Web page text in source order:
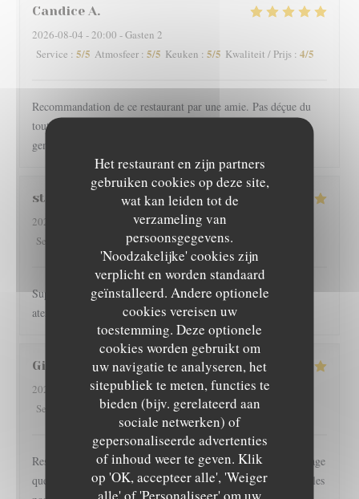
Het restaurant en zijn partners
gebruiken cookies op deze site,
wat kan leiden tot de
verzameling van
persoonsgegevens.
'Noodzakelijke' cookies zijn
verplicht en worden standaard
geïnstalleerd. Andere optionele
cookies vereisen uw
toestemming. Deze optionele
cookies worden gebruikt om
uw navigatie te analyseren, het
sitepubliek te meten, functies te
bieden (bijv. gerelateerd aan
sociale netwerken) of
gepersonaliseerde advertenties
of inhoud weer te geven. Klik
op 'OK, accepteer alle', 'Weiger
alle' of 'Personaliseer' om uw
Candice A
2026-08-04 - 20:00 - Gasten 2
Service : 5/5 Atmosfeer : 5/5 Keuken : 5/5 Kwaliteit / Prijs : 4/5
Recommandation de ce restaurant par une amie. Pas déçue du
tout ! L'intérieur est charmant, le personnel professionnel et
gentil et la nourriture vraiment excellente ! J'y retournerai !!
stefany
2026-08-02
- 20:00 - Gasten 2
Service
Atmosfeer:5/5 Keuken: 5/5 Kwaliteit / Prijs
Super recomendado, la terraza bien ubicada, el personal muy
atento y la comida excelente. ☺️
Gilles
2026-08-01
- 19:30 - Gasten 2
Service
Atmosfeer :3/5 Keuken:5/5 Kwaliteit / Prijs
Restaurant l épicurien est pour nous une valeur sûre... Dommage
que les clients soient autorisés à fumer en terrasse, perturbant les
L'EPICURIEN